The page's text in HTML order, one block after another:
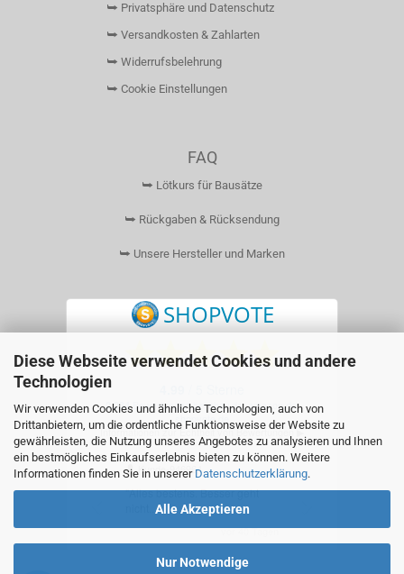
Diese Webseite verwendet Cookies und andere
Technologien
Wir verwenden Cookies und ähnliche Technologien, auch von
Drittanbietern, um die ordentliche Funktionsweise der Website zu
gewährleisten, die Nutzung unseres Angebotes zu analysieren und Ihnen
ein bestmögliches Einkaufserlebnis bieten zu können. Weitere
Informationen finden Sie in unserer Datenschutzerklärung.
Alle Akzeptieren
Nur Notwendige
⮩ Privatsphäre und Datenschutz
⮩ Versandkosten & Zahlarten
⮩ Widerrufsbelehrung
⮩ Cookie Einstellungen
FAQ
⮩ Lötkurs für Bausätze
⮩ Rückgaben & Rücksendung
⮩ Unsere Hersteller und Marken